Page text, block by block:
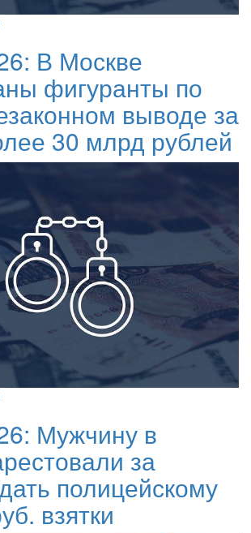
В Москве
фигуранты по
выводе за
30 млрд рублей
Мужчину в
за
полицейскому
взятки